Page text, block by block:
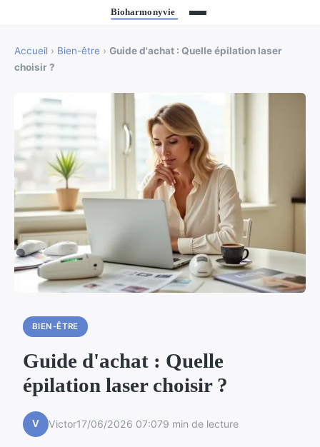
Accueil › Bien-être › Guide d'achat : Quelle épilation laser
choisir ?
BIEN-ÊTRE
Guide d'achat : Quelle
épilation laser choisir ?
V Victor17/06/2026 07:079 min de lecture